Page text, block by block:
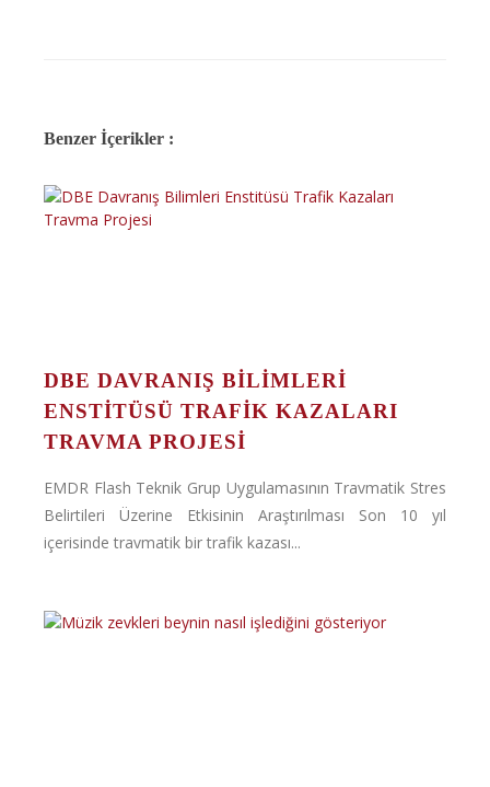
Benzer İçerikler :
DBE DAVRANIŞ BILIMLERI
ENSTITÜSÜ TRAFIK KAZALARI
TRAVMA PROJESI
EMDR Flash Teknik Grup Uygulamasının Travmatik Stres
Belirtileri Üzerine Etkisinin Araştırılması Son 10 yıl
içerisinde travmatik bir trafik kazası...